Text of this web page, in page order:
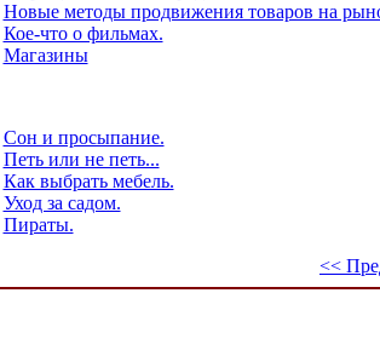
Новые методы продвижения товаров на
Кое-что о фильмах.
Магазины
Сон и просыпание.
Петь или не петь...
Как выбрать мебель.
Уход за садом.
Пираты.
<<